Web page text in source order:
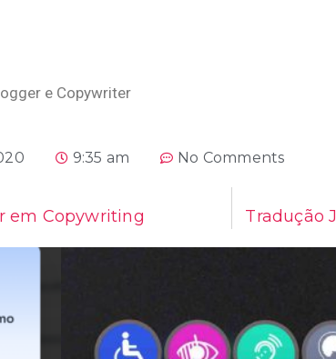
e Copywriter
9:35 am No Comments
em Copywriting Tradução